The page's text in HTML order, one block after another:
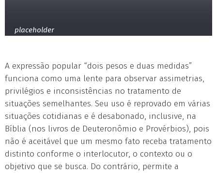
placeholder
A expressão popular “dois pesos e duas medidas”
funciona como uma lente para observar assimetrias,
privilégios e inconsistências no tratamento de
situações semelhantes. Seu uso é reprovado em várias
situações cotidianas e é desabonado, inclusive, na
Bíblia (nos livros de Deuteronômio e Provérbios), pois
não é aceitável que um mesmo fato receba tratamento
distinto conforme o interlocutor, o contexto ou o
objetivo que se busca. Do contrário, permite a